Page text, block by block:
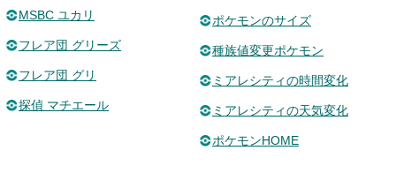
MSBC ユカリ
フレア団 グリーズ
フレア団 グリ
探偵 マチエール
ポケモンのサイズ
種族値変更ポケモン
ミアレシティの時間変化
ミアレシティの天気変化
ポケモンHOME